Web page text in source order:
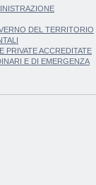
DEL TERRITORIO
PRIVATE ACCREDITATE
E DI EMERGENZA